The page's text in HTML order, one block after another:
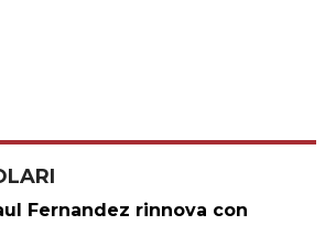
Fernandez rinnova con